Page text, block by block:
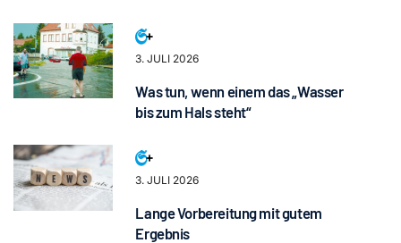
3. JULI 2026
Was tun, wenn einem das „Wasser
bis zum Hals steht“
3. JULI 2026
Lange Vorbereitung mit gutem
Ergebnis